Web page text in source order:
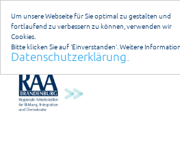
Um unsere Webseite für Sie optimal zu gestalten und
fortlaufend zu verbessern zu können, verwenden wir
Cookies.
Bitte klicken Sie auf 'Einverstanden'. Weitere
Datenschutzerklärung.
Datenschutzerklärung anmelden